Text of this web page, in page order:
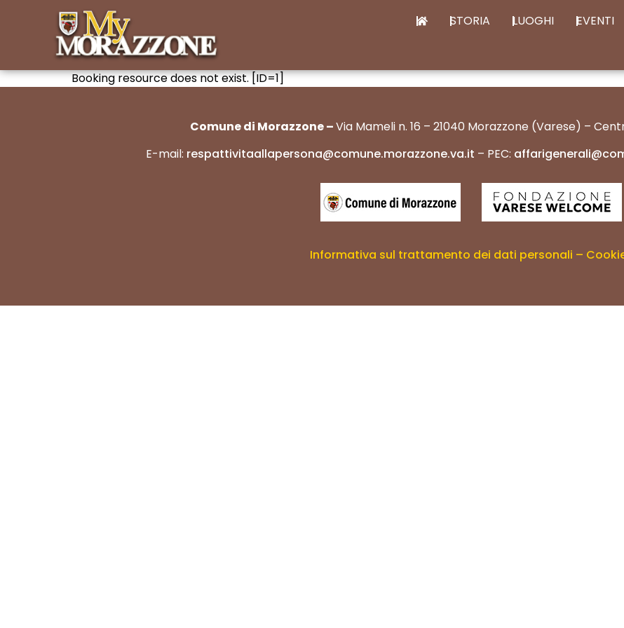
STORIA LUOGHI EVENTI
Booking resource does not exist. [ID=1]
Comune di Morazzone –Via Mameli n. 16 – 21040 Morazzone (Varese) –
E-mail: respattivitaallapersona@comune.morazzone.va.it – PEC:
Informativa sul trattamento dei dati personali –